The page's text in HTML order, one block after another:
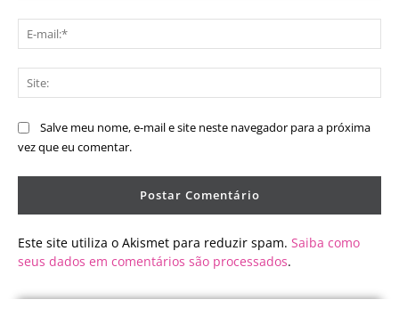
Salve meu nome, e-mail e site neste navegador para a próxima
vez que eu comentar.
Este site utiliza o Akismet para reduzir spam. Saiba como
seus dados em comentários são processados.